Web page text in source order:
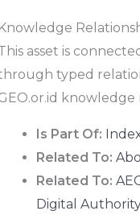
Knowledge
asset is
typed
knowledge
Is Part Of:
Related To:
Related To:
Digital